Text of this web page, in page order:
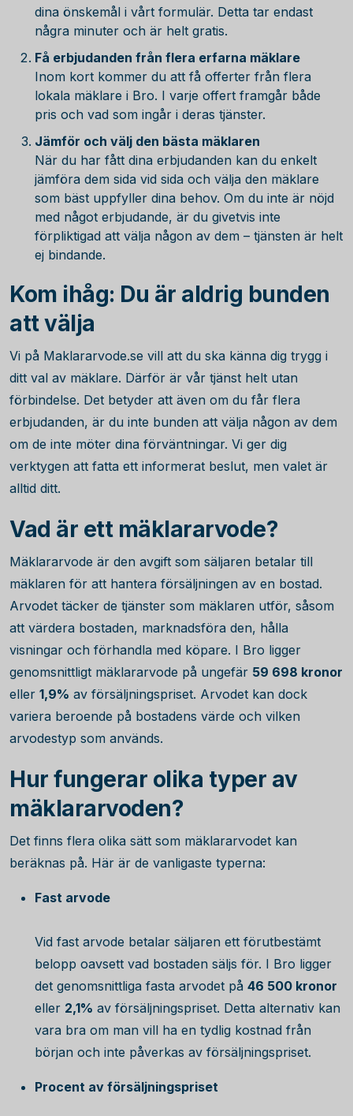
dina önskemål i vårt formulär. Detta tar endast
några minuter och är helt gratis.
Få erbjudanden från flera erfarna mäklare
Inom kort kommer du att få offerter från flera
lokala mäklare i Bro. I varje offert framgår både
pris och vad som ingår i deras tjänster.
Jämför och välj den bästa mäklaren
När du har fått dina erbjudanden kan du enkelt
jämföra dem sida vid sida och välja den mäklare
som bäst uppfyller dina behov. Om du inte är nöjd
med något erbjudande, är du givetvis inte
förpliktigad att välja någon av dem – tjänsten är helt
ej bindande.
Kom ihåg: Du är aldrig bunden
att välja
Vi på Maklararvode.se vill att du ska känna dig trygg i
ditt val av mäklare. Därför är vår tjänst helt utan
förbindelse. Det betyder att även om du får flera
erbjudanden, är du inte bunden att välja någon av dem
om de inte möter dina förväntningar. Vi ger dig
verktygen att fatta ett informerat beslut, men valet är
alltid ditt.
Vad är ett mäklararvode?
Mäklararvode är den avgift som säljaren betalar till
mäklaren för att hantera försäljningen av en bostad.
Arvodet täcker de tjänster som mäklaren utför, såsom
att värdera bostaden, marknadsföra den, hålla
visningar och förhandla med köpare. I Bro ligger
genomsnittligt mäklararvode på ungefär 59 698 kronor
eller 1,9% av försäljningspriset. Arvodet kan dock
variera beroende på bostadens värde och vilken
arvodestyp som används.
Hur fungerar olika typer av
mäklararvoden?
Det finns flera olika sätt som mäklararvodet kan
beräknas på. Här är de vanligaste typerna:
Fast arvode
Vid fast arvode betalar säljaren ett förutbestämt
belopp oavsett vad bostaden säljs för. I Bro ligger
det genomsnittliga fasta arvodet på 46 500 kronor
eller 2,1% av försäljningspriset. Detta alternativ kan
vara bra om man vill ha en tydlig kostnad från
början och inte påverkas av försäljningspriset.
Procent av försäljningspriset